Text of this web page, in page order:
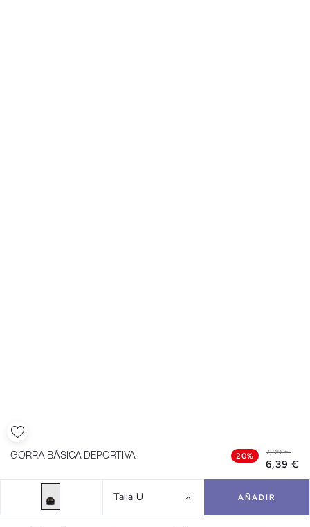
GORRA BÁSICA DEPORTIVA 20% 7,99 €
6,39 €
Talla U AÑADIR